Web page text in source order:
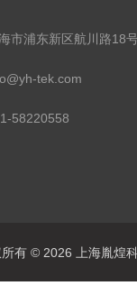
市浦东新区航川路18
tek.com
58220558
所有 © 2026 上海胤